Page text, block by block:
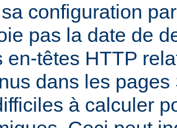
configuration
pas la date de
en-têtes HTTP
dans les
à calculer